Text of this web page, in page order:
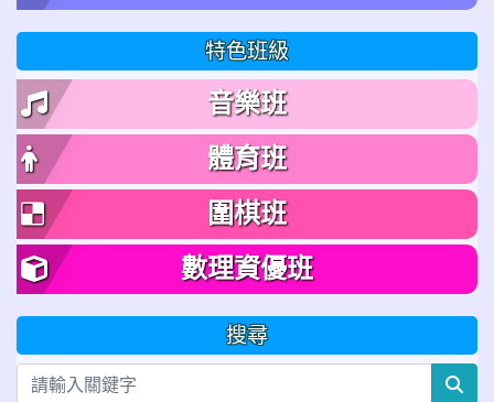
特色班級
音樂班
體育班
圍棋班
數理資優班
搜尋